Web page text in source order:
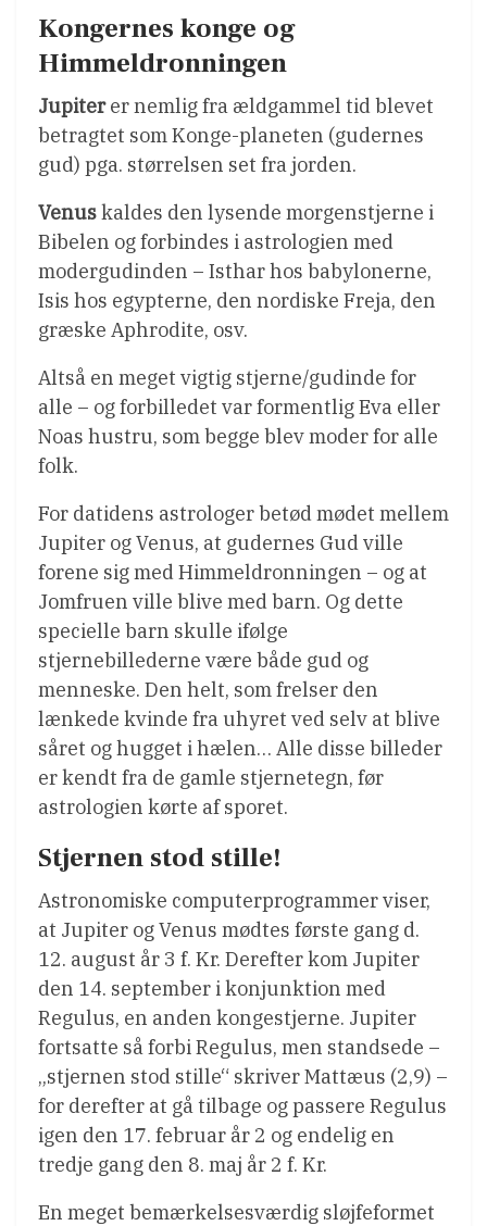
Kongernes konge og
Himmeldronningen
Jupiterer nemlig fra ældgammel tid blevet
betragtet som Konge-planeten (gudernes
gud) pga. størrelsen set fra jorden.
Venuskaldes den lysende morgenstjerne i
Bibelen og forbindes i astrologien med
modergudinden – Isthar hos babylonerne,
Isis hos egypterne, den nordiske Freja, den
græske Aphrodite, osv.
Altså en meget vigtig stjerne/gudinde for
alle – og forbilledet var formentlig Eva eller
Noas hustru, som begge blev moder for alle
folk.
For datidens astrologer betød mødet mellem
Jupiter og Venus, at gudernes Gud ville
forene sig med Himmeldronningen – og at
Jomfruen ville blive med barn. Og dette
specielle barn skulle ifølge
stjernebillederne være både gud og
menneske. Den helt, som frelser den
lænkede kvinde fra uhyret ved selv at blive
såret og hugget i hælen… Alle disse billeder
er kendt fra de gamle stjernetegn, før
astrologien kørte af sporet.
Stjernen stod stille!
Astronomiske computerprogrammer viser,
at Jupiter og Venus mødtes første gang d.
12. august år 3 f. Kr. Derefter kom Jupiter
den 14. september i konjunktion med
Regulus, en anden kongestjerne. Jupiter
fortsatte så forbi Regulus, men standsede –
„stjernen stod stille“ skriver Mattæus (2,9) –
for derefter at gå tilbage og passere Regulus
igen den 17. februar år 2 og endelig en
tredje gang den 8. maj år 2 f. Kr.
En meget bemærkelsesværdig sløjfeformet